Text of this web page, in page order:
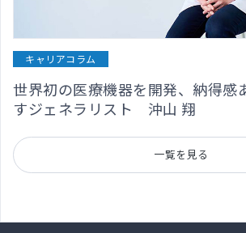
キャリアコラム
世界初の医療機器を開発、納得感
すジェネラリスト 沖山 翔
一覧を見る